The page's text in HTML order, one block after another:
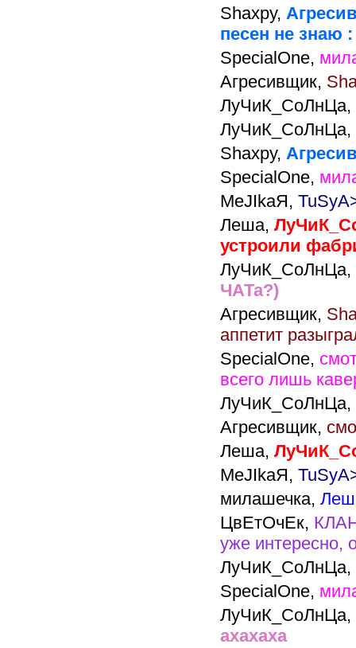
Shaxpy,
песен не знаю :
SpecialOne,
Агресивщик,
ЛуЧиК_СоЛнЦа,
ЛуЧиК_СоЛнЦа,
Shaxpy,
SpecialOne,
MeJIkaЯ,
Леша,
устроили
ЛуЧиК_СоЛнЦа,
ЧАТа?)
Агресивщик,
аппетит
SpecialOne,
всего лишь
ЛуЧиК_СоЛнЦа,
Агресивщик,
Леша,
MeJIkaЯ,
милашечка,
ЦвЕтОчЕк,
уже интересно,
ЛуЧиК_СоЛнЦа,
SpecialOne,
ЛуЧиК_СоЛнЦа,
ахахаха